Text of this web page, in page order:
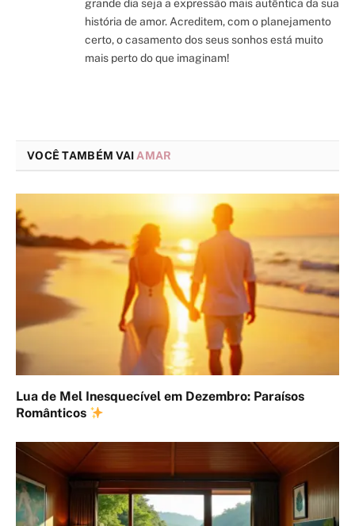
grande dia seja a expressão mais autêntica da sua
história de amor. Acreditem, com o planejamento
certo, o casamento dos seus sonhos está muito
mais perto do que imaginam!
VOCÊ TAMBÉM VAI AMAR
Lua de Mel Inesquecível em Dezembro: Paraísos
Românticos